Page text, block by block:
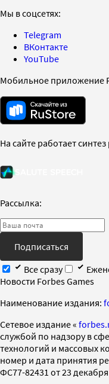
Мы в соцсетях:
Telegram
ВКонтакте
YouTube
Мобильное приложение
На сайте работает синтез
Рассылка:
Подписаться
Все сразу
Новости Forbes Games
Наименование издания:
Cетевое издание «
службой по надзору в
технологий и массовых
номер и дата принятия
ФС77-82431 от 23 декабря